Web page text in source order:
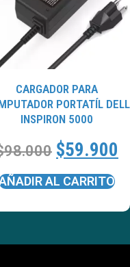
CARGADOR PARA
PORTATÍL DELL
INSPIRON 5000
98.000 $59.900
AL CARRITO